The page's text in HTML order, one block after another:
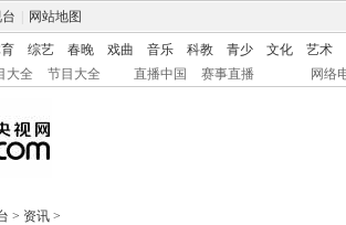
网站地图
综艺 春晚 戏曲 音乐 科教 青少 文化
艺术
大全 节目大全 直播中国 赛事直播 网络
> 资讯 >